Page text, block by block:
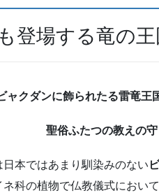
登場する竜の
ャクダンに飾られたる雷竜王
聖俗ふたつの教えの
日本ではあまり馴染みのない
科の植物で仏教儀式におい